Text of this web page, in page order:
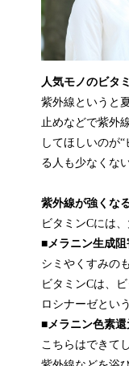
人気モノのビタ
紫外線というと
止めなどで紫外
してほしいのが
る人も少なくな
紫外線が強くな
ビタミンCには
■メラニン生成阻
シミやくすみの
ビタミンCは、
ロシナーゼとい
■メラニン色素還
こちらはできて